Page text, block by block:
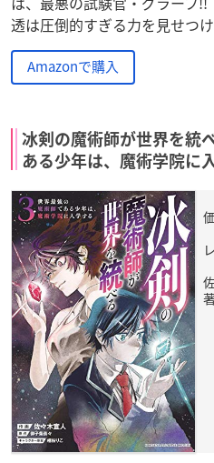
透は圧倒的すぎる力を見せつ
Amazonで購入
冰剣の魔術師が世界を統
ある少年は、魔術学院に